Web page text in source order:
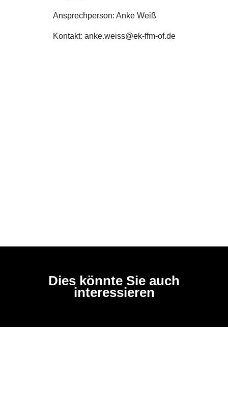
Ansprechperson: Anke Weiß
Kontakt: anke.weiss@ek-ffm-of.de
Dies könnte Sie auch
interessieren